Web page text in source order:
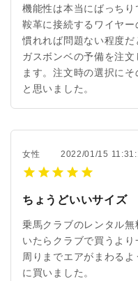
機能性は本当にばっちり
鞍革に接続するワイヤー
慣れれば問題ない程度だ
ガスボンベの予備を注
ます。注文時の選択に
と思いました。
女性 2022/01/15
ちょうどいいサイズ
乗馬クラブのレンタル
いたらクラブで買うよ
周りまでエアがまわる
に買いました。